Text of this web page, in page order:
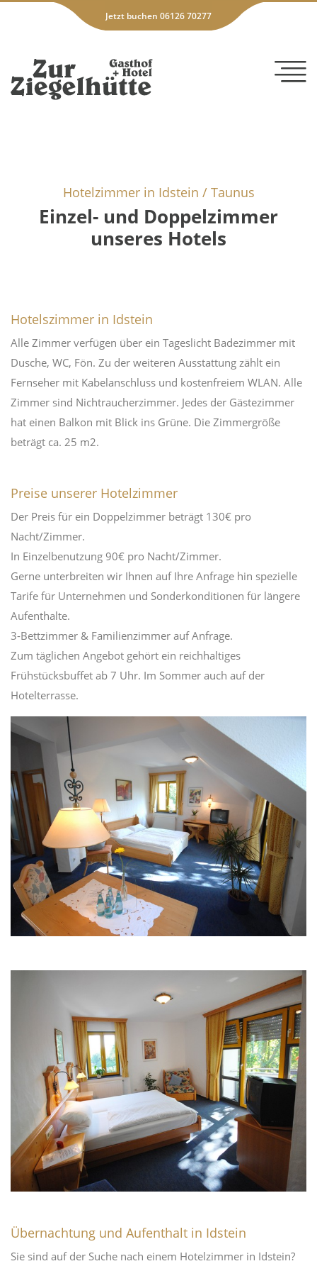
Jetzt buchen 06126 70277
Hotelzimmer in Idstein / Taunus
Einzel- und Doppelzimmer
unseres Hotels
Hotelszimmer in Idstein
Alle Zimmer verfügen über ein Tageslicht Badezimmer mit
Dusche, WC, Fön. Zu der weiteren Ausstattung zählt ein
Fernseher mit Kabelanschluss und kostenfreiem WLAN. Alle
Zimmer sind Nichtraucherzimmer. Jedes der Gästezimmer
hat einen Balkon mit Blick ins Grüne. Die Zimmergröße
beträgt ca. 25 m2.
Preise unserer Hotelzimmer
Der Preis für ein Doppelzimmer beträgt 130€ pro
Nacht/Zimmer.
In Einzelbenutzung 90€ pro Nacht/Zimmer.
Gerne unterbreiten wir Ihnen auf Ihre Anfrage hin spezielle
Tarife für Unternehmen und Sonderkonditionen für längere
Aufenthalte.
3-Bettzimmer & Familienzimmer auf Anfrage.
Zum täglichen Angebot gehört ein reichhaltiges
Frühstücksbuffet ab 7 Uhr. Im Sommer auch auf der
Hotelterrasse.
Übernachtung und Aufenthalt in Idstein
Sie sind auf der Suche nach einem Hotelzimmer in Idstein?